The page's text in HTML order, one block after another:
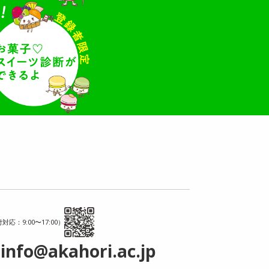
応：9:00〜17:00）
info@akahori.ac.jp